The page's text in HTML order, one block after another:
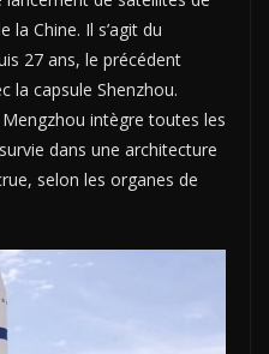
la Chine. Il s’agit du
27 ans, le précédent
la capsule Shenzhou.
intègre toutes les
dans une architecture
selon les organes de